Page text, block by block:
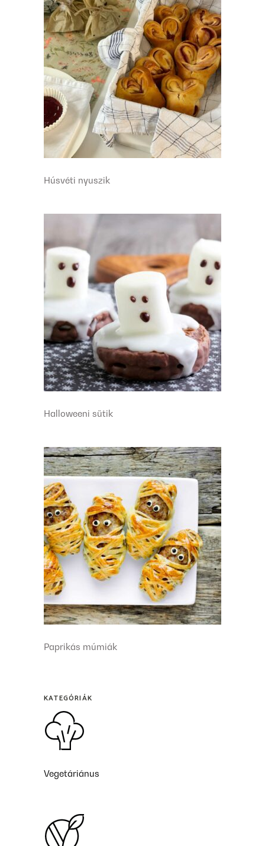
Húsvéti nyuszik
Halloweeni sütik
Paprikás múmiák
KATEGÓRIÁK
Vegetáriánus